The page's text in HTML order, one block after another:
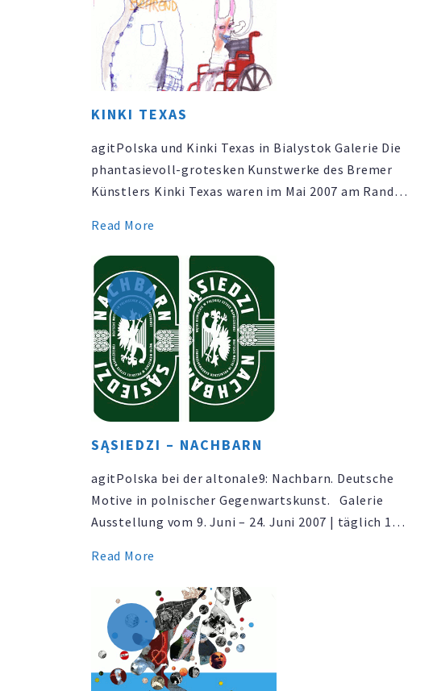
KINKI TEXAS
agitPolska und Kinki Texas in Bialystok Galerie Die
phantasievoll-grotesken Kunstwerke des Bremer
Künstlers Kinki Texas waren im Mai 2007 am Rande
Gegenwartskunst im ostpolnischen Bialystok.
Zeitgleich trafen sich an diesem europäischen
Außenposten NGOs aus den Partnerstädten Danzig,
Riga und Bremen um sich …
Read More
SĄSIEDZI – NACHBARN
agitPolska bei der altonale9: Nachbarn. Deutsche
Motive in polnischer Gegenwartskunst. Galerie
Ausstellung vom 9. Juni – 24. Juni 2007 | täglich 14-
Juni 2007 | 19 Uhr KulturForum Altona |
Jessenstraße 10 | 22767 Hamburg | www.altonale.de
Eine Ausstellung von agitPolska im Rahmen der …
Read More